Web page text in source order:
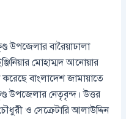
উপজেলার বারৈয়াঢালা
মোহাম্মদ আনোয়ার
বাংলাদেশ জামায়াতে
উপজেলার নেতৃবৃন্দ। উত্তর
ও সেক্রেটারি আলাউদ্দিন